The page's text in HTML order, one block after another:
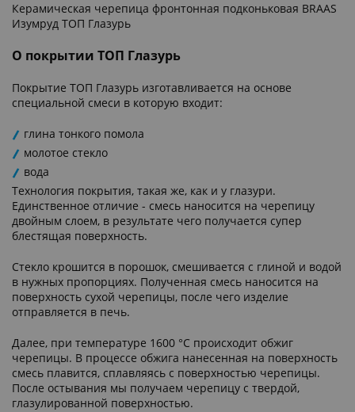
Керамическая черепица фронтонная подконьковая BRAAS
Изумруд ТОП Глазурь
О покрытии ТОП Глазурь
Покрытие ТОП Глазурь изготавливается на основе
специальной смеси в которую входит:
глина тонкого помола
молотое стекло
вода
Технология покрытия, такая же, как и у глазури.
Единственное отличие - смесь наносится на черепицу
двойным слоем, в результате чего получается супер
блестящая поверхность.
Стекло крошится в порошок, смешивается с глиной и водой
в нужных пропорциях. Полученная смесь наносится на
поверхность сухой черепицы, после чего изделие
отправляется в печь.
Далее, при температуре 1600 °C происходит обжиг
черепицы. В процессе обжига нанесенная на поверхность
смесь плавится, сплавляясь с поверхностью черепицы.
После остывания мы получаем черепицу с твердой,
глазулированной поверхностью.